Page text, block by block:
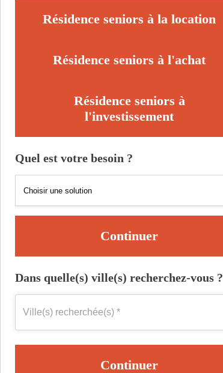
Résidence seniors à la location
Résidence seniors à l'achat
Résidence seniors à
l'investissement
Quel est votre besoin ?
Continuer
Dans quelle(s) ville(s) recherchez-vous ?
Continuer